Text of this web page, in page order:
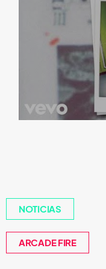
NOTICIAS
ARCADE FIRE